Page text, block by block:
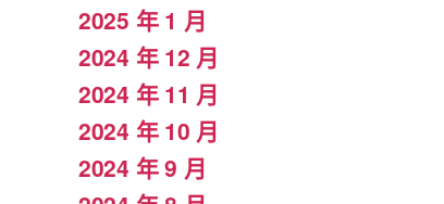
2025 年 1 月
2024 年 12 月
2024 年 11 月
2024 年 10 月
2024 年 9 月